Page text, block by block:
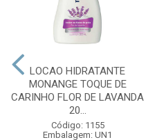
LOCAO HIDRATANTE
MONANGE TOQUE DE
CARINHO FLOR DE LAVANDA
20...
Código: 1155
Embalagem: UN1